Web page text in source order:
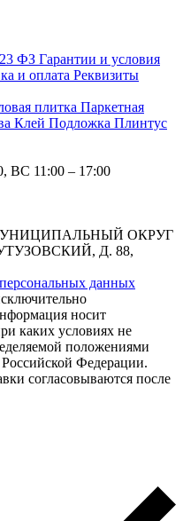
ФЗ Гарантии и условия
и оплата Реквизиты
плитка Паркетная
Клей Подложка Плинтус
ВС 11:00 – 17:00
МУНИЦИПАЛЬНЫЙ ОКРУГ
Д. 88,
данных
носит
каких условиях не
положениями
Российской Федерации.
согласовываются после